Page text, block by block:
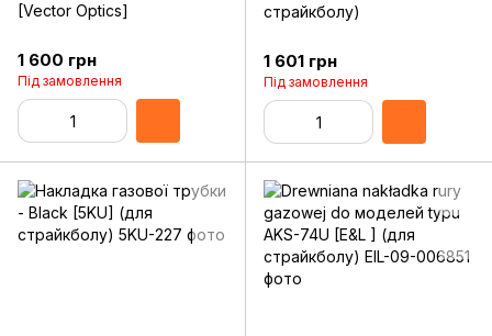
[Vector Optics]
1 600 грн
Під замовлення
страйкболу)
1 601 грн
Під замовлення